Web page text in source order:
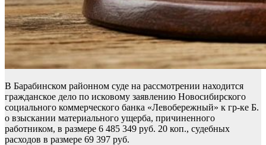
В Барабинском районном суде на рассмотрении находится
гражданское дело по исковому заявлению Новосибирского
социального коммерческого банка «Левобережный» к гр-ке Б.
о взыскании материального ущерба, причиненного
работником, в размере 6 485 349 руб. 20 коп., судебных
расходов в размере 69 397 руб.